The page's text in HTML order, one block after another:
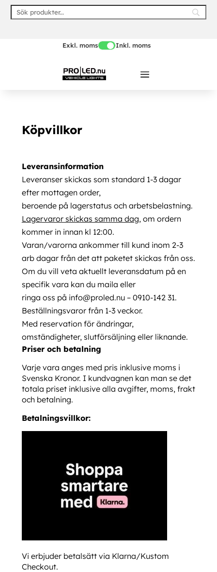
Skip
Exkl. moms Inkl. moms
Köpvillkor
Leveransinformation
Leveranser skickas som standard 1-3 dagar
efter mottagen order,
beroende på lagerstatus och arbetsbelastning.
Lagervaror skickas samma dag, om ordern
kommer in innan kl 12:00.
Varan/varorna ankommer till kund inom 2-3
arb dagar från det att paketet skickas från oss.
Om du vill veta aktuellt leveransdatum på en
specifik vara kan du maila eller
ringa oss på info@proled.nu – 0910-142 31.
Beställningsvaror från 1-3 veckor.
Med reservation för ändringar,
omständigheter, slutförsäljning eller liknande.
Priser och betalning
Varje vara anges med pris inklusive moms i
Svenska Kronor. I kundvagnen kan man se det
totala priset inklusive alla avgifter, moms, frakt
och betalning.
Betalningsvillkor:
Vi erbjuder betalsätt via Klarna/Kustom
Checkout.